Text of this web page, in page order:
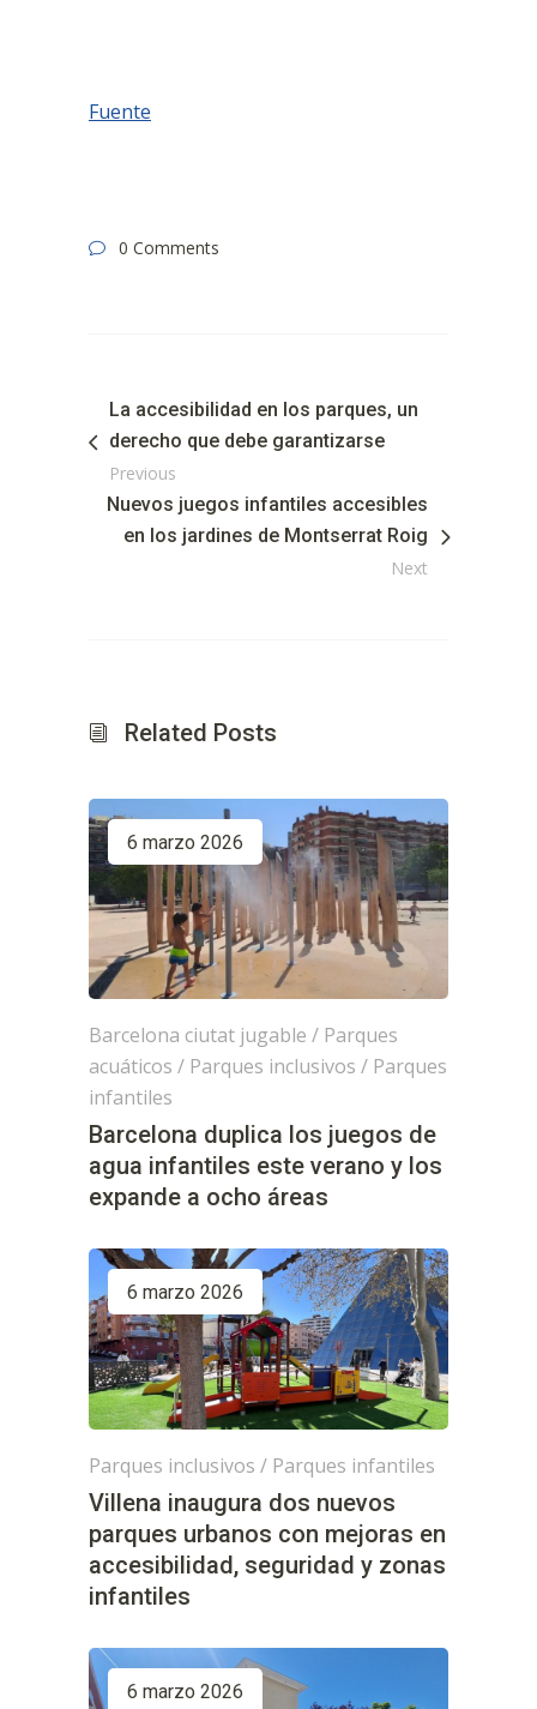
Fuente
0 Comments
La accesibilidad en los parques, un
derecho que debe garantizarse
Previous
Nuevos juegos infantiles accesibles
en los jardines de Montserrat Roig
Next
Related Posts
6 marzo 2026
Barcelona ciutat jugable / Parques
acuáticos / Parques inclusivos / Parques
infantiles
Barcelona duplica los juegos de
agua infantiles este verano y los
expande a ocho áreas
6 marzo 2026
Parques inclusivos / Parques infantiles
Villena inaugura dos nuevos
parques urbanos con mejoras en
accesibilidad, seguridad y zonas
infantiles
6 marzo 2026